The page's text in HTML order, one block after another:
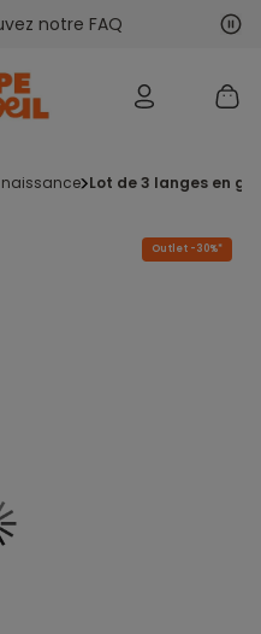
notre FAQ
naissance lot de 3 langes en
Outlet -30%*